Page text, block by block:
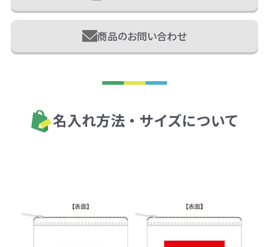
商品のお問い合わせ
名入れ方法・サイズについて